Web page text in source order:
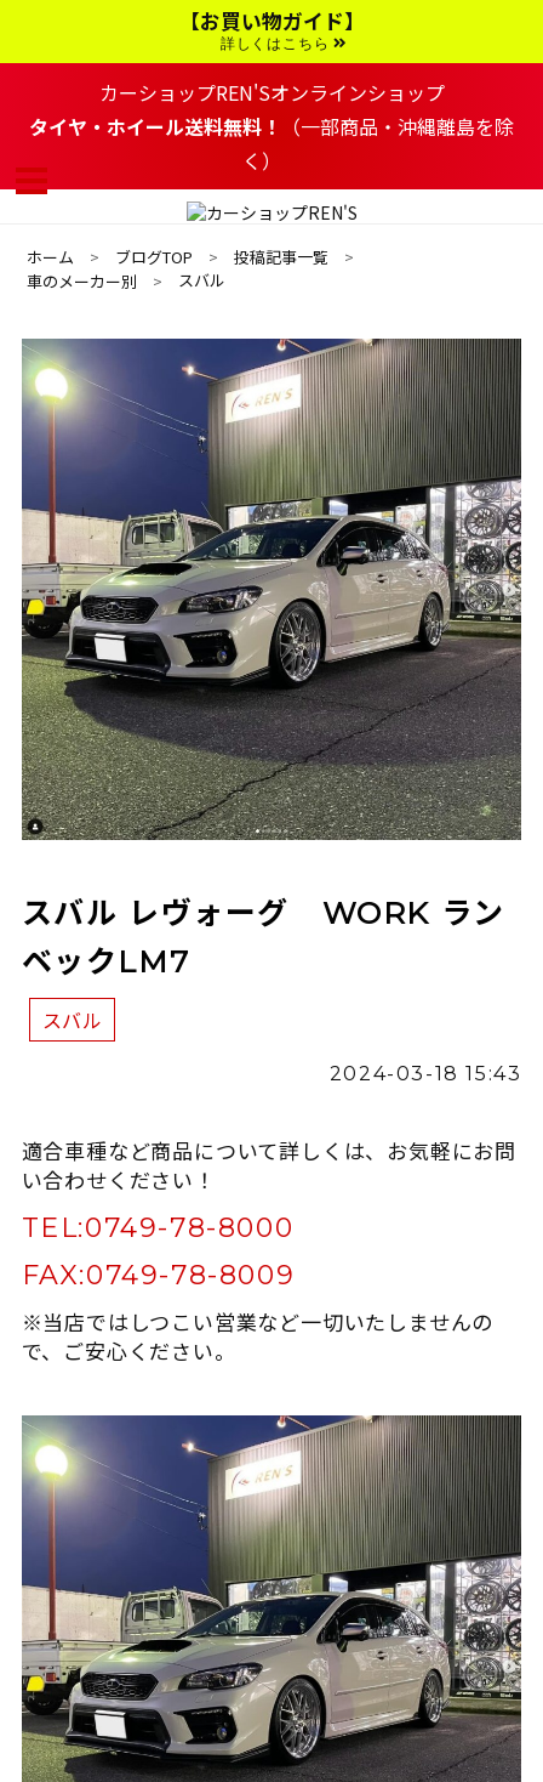
ン
す
る
【お買い物ガイド】
詳しくはこちら
カーショップREN'Sオンラインショップ
タイヤ・ホイール送料無料！
（一部商品・沖縄離島を除
く）
ホーム ブログTOP
投稿記事一覧
車のメーカー別
スバル
スバル レヴォーグ WORK ラン
ベックLM7
スバル
2024-03-18 15:43
適合車種など商品について詳しくは、お気軽にお問
い合わせください！
TEL:0749-78-8000
FAX:0749-78-8009
※当店ではしつこい営業など一切いたしませんの
で、ご安心ください。